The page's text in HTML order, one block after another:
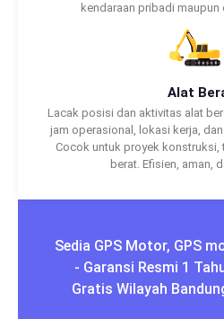
kendaraan pribadi
Alat
Lacak posisi dan aktivitas alat
jam operasional, lokasi kerja,
Cocok untuk proyek konstruksi,
berat. Efisien, aman,
Sedia GPS Motor, GPS
- Garansi Resmi 1
Gratis Wilayah